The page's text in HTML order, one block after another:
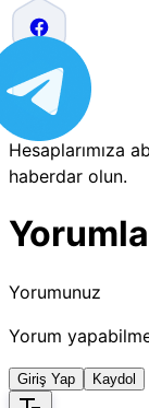
Hesaplarımıza
haberdar olun.
Yorumunuz
Yorum
Giriş Yap Kaydol